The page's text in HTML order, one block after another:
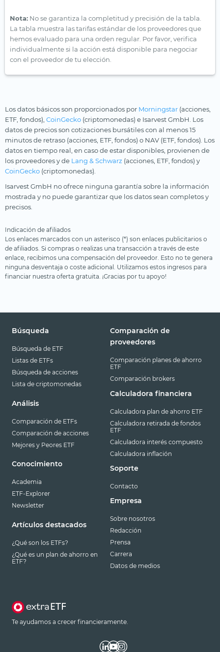
Nota: No se garantiza la completitud y precisión de la tabla.
La tabla muestra las tarifas estándar de los proveedores que
hemos evaluado para una orden regular. Por favor, verifica
individualmente si la acción está disponible para negociar
con el proveedor de tu elección.
Los datos básicos son proporcionados por Morningstar (acciones,
ETF, fondos), CoinGecko (criptomonedas) e Isarvest GmbH. Los
datos de precios son cotizaciones bursátiles con al menos 15
minutos de retraso (acciones, ETF, fondos) o NAV (ETF, fondos). Los
datos en tiempo real, en caso de estar disponibles, provienen de
los proveedores y de Lang & Schwarz (acciones, ETF, fondos) y
CoinGecko (criptomonedas).
Isarvest GmbH no ofrece ninguna garantía sobre la información
mostrada y no puede garantizar que los datos sean completos y
precisos.
Indicación de afiliados
Los enlaces marcados con un asterisco (*) son enlaces publicitarios o
de afiliados. Si compras o realizas una transacción a través de este
enlace, recibimos una compensación del proveedor. Esto no te genera
ninguna desventaja o coste adicional. Utilizamos estos ingresos para
financiar nuestra oferta gratuita. ¡Gracias por tu apoyo!
Búsqueda
Búsqueda de ETF
Listas de ETFs
Búsqueda de acciones
Lista de criptomonedas
Análisis
Comparación de ETFs
Comparación de acciones
Mejores y Peores ETF
Conocimiento
Academia
ETF-Explorer
Newsletter
Artículos destacados
¿Qué son los ETFs?
¿Qué es un plan de ahorro en
ETF?
Comparación de
proveedores
Comparación planes de ahorro
ETF
Comparación brokers
Calculadora financiera
Calculadora plan de ahorro ETF
Calculadora retirada de fondos
ETF
Calculadora interés compuesto
Calculadora inflación
Soporte
Contacto
Empresa
Sobre nosotros
Redacción
Prensa
Carrera
Datos de medios
Te ayudamos a crecer financieramente.